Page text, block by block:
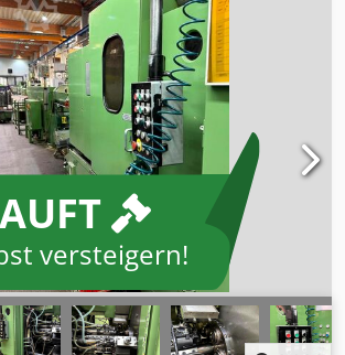
versteigern!